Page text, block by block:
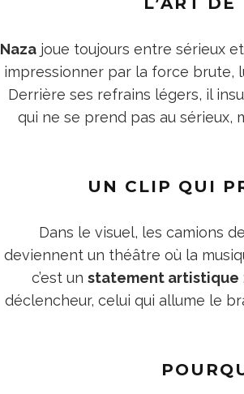
Naza joue toujours entre sérieux
impressionner par la force brute,
Derrière ses refrains légers, il
qui ne se prend pas au sérieux,
UN CLIP QUI
Dans le visuel, les camions
deviennent un théâtre où la
c’est un statement artistique
déclencheur, celui qui allume le